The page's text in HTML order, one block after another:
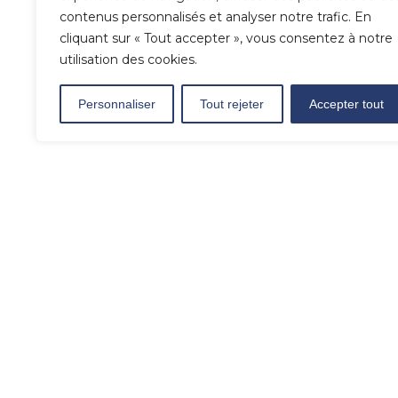
contenus personnalisés et analyser notre trafic. En
cliquant sur « Tout accepter », vous consentez à notre
utilisation des cookies.
Personnaliser Tout rejeter Accepter tout